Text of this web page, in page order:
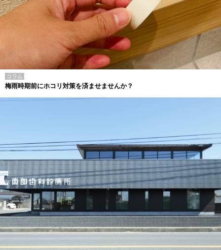
コラム
梅雨時期前にホコリ対策を済ませませんか？